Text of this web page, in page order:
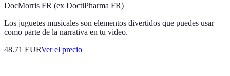
DocMorris FR (ex DoctiPharma FR)
Los juguetes musicales son elementos divertidos que puedes usar
como parte de la narrativa en tu video.
48.71 EURVer el precio